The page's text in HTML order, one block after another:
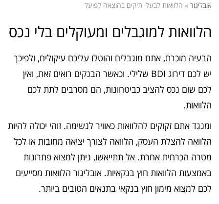
אובליגור » הלוואות לבעלי תיקים בהוצאה לפועל
הלוואות למוגבלים ומעוקלים בלי נכס
הבעיה מוכרת, אתם מוגבלים והוטלו עליכם עיקולים, ולפיכך
יש לכם דירוג BDI שלילי. וכאשר הבנקים רואים זאת, ואין
לכם שום נכס להציב כביטחונות, הם מסרבים לתת לכם
הלוואות.
ומנגד אתם זקוקים להלוואות כאוויר לנשימה. זוהי יכולה להיות
הלוואה להצלת העסק, הלוואה לצורך יציאה מחובות או לכל
מטרה הכרחית אחרת. אל תתייאשו, ניתן למצוא פתרונות
באמצעות הלוואות חוץ בנקאיות. אובליגור הלוואות מסייעים
לכם למצוא מימון חוץ בנקאי בתנאים הטובים ביותר.